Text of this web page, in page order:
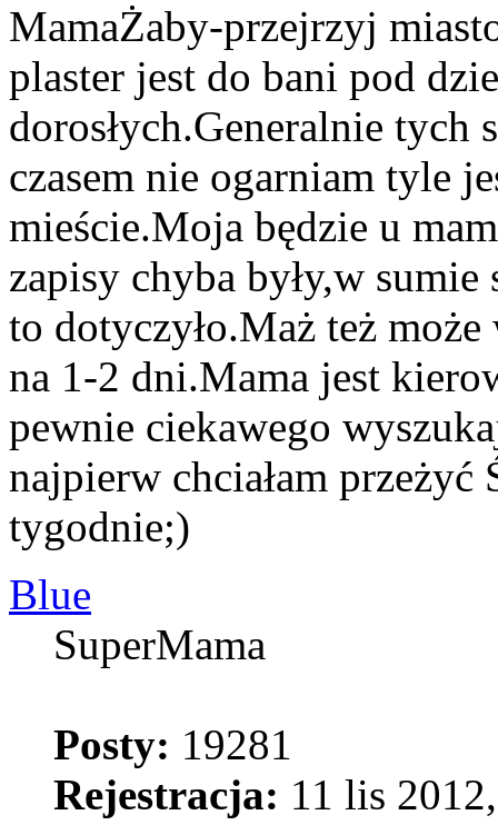
MamaŻaby-przejrzyj
plaster jest do bani pod
dorosłych.Generalnie tych
czasem nie ogarniam tyle
mieście.Moja będzie u
zapisy chyba były,w
to dotyczyło.Maż też
na 1-2 dni.Mama jest
pewnie ciekawego
najpierw chciałam przeżyć
tygodnie;)
Blue
SuperMama
Posty: 19281
Rejestracja: 11 lis